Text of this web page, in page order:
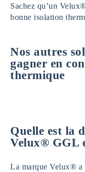
Sachez qu’un
bonne isolation
Nos autres
gagner en
thermique
Quelle est la
Velux® GGL
La marque Velux® a